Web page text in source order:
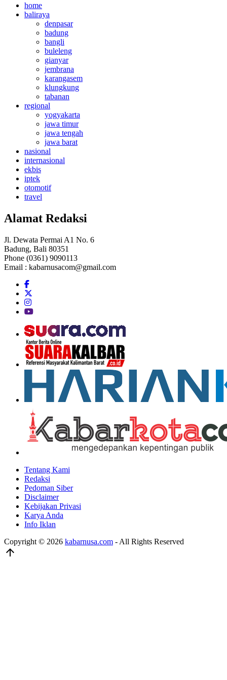
home
baliraya
denpasar
badung
bangli
buleleng
gianyar
jembrana
karangasem
klungkung
tabanan
regional
yogyakarta
jawa timur
jawa tengah
jawa barat
nasional
internasional
ekbis
iptek
otomotif
travel
Alamat Redaksi
Jl. Dewata Permai A1 No. 6
Badung, Bali 80351
Phone (0361) 9090113
Email : kabarnusacom@gmail.com
Tentang Kami
Redaksi
Pedoman Siber
Disclaimer
Kebijakan Privasi
Karya Anda
Info Iklan
Copyright © 2026 kabarnusa.com - All Rights Reserved
arrow_upward